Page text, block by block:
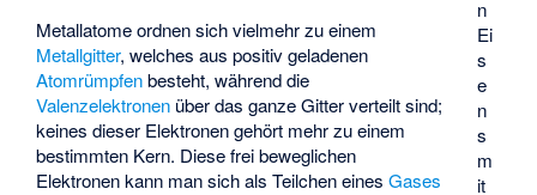
n
Ei
s
e
n
s
m
it
Metallatome ordnen sich vielmehr zu einem
Metallgitter, welches aus positiv geladenen
Atomrümpfenbesteht, während die
Valenzelektronen über das ganze Gitter verteilt sind;
keines dieser Elektronen gehört mehr zu einem
bestimmten Kern. Diese frei beweglichen
Elektronen kann man sich als Teilchen einesGases